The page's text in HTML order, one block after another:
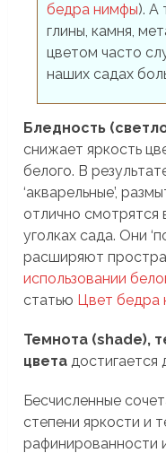
бедра нимфы). А
глины, камня,
цветом часто
наших садах
Бледность
снижает яркость
белого. В
‘акварельные’,
отлично смотрятся
уголках сада. Они
расширяют
использовании
статью Цвет бедра
Темнота (shade),
цвета достигается
Бесчисленные
степени яркости и
рафинированности